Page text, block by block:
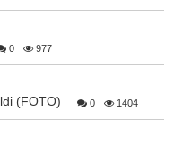
0 977
(FOTO) 0 1404